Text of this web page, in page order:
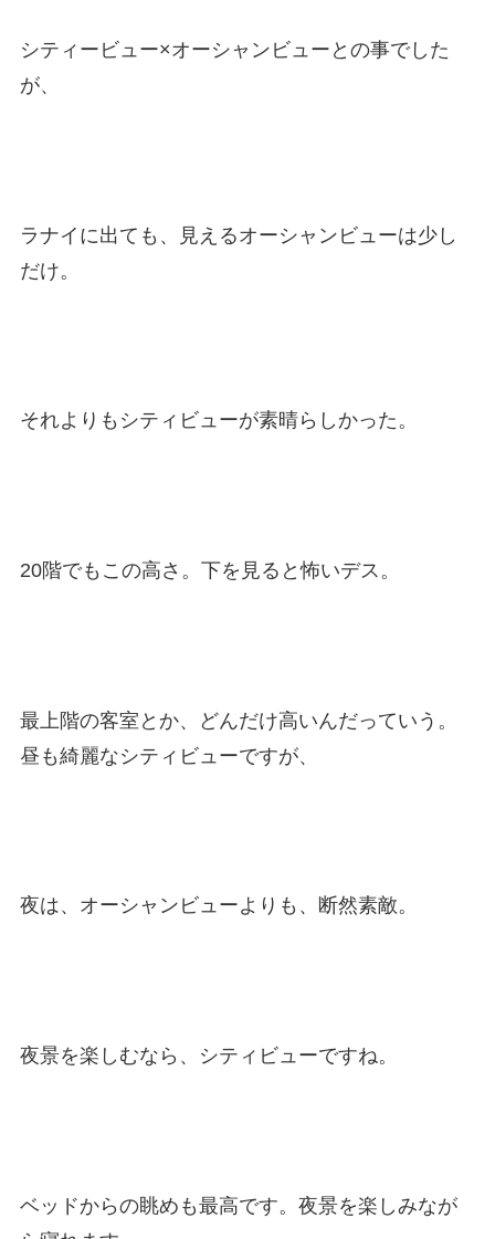
シティービュー×オーシャンビューとの事でした
が、
ラナイに出ても、見えるオーシャンビューは少し
だけ。
それよりもシティビューが素晴らしかった。
20階でもこの高さ。下を見ると怖いデス。
最上階の客室とか、どんだけ高いんだっていう。
昼も綺麗なシティビューですが、
夜は、オーシャンビューよりも、断然素敵。
夜景を楽しむなら、シティビューですね。
ベッドからの眺めも最高です。夜景を楽しみなが